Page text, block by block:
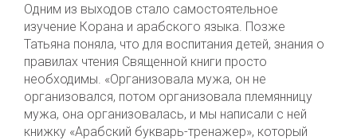
Одним из выходов стало самостоятельное
изучение Корана и арабского языка. Позже
Татьяна поняла, что для воспитания детей, знания о
правилах чтения Священной книги просто
необходимы. «Организовала мужа, он не
организовался, потом организовала племянницу
мужа, она организовалась, и мы написали с ней
книжку «Арабский букварь-тренажер», который